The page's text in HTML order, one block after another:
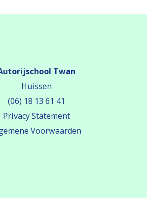
Twan
Huissen
(06) 18 13 61 41
Privacy Statement
Voorwaarden